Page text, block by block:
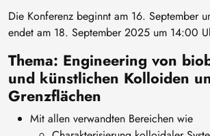
Die Konferenz beginnt am 16. September
endet am 18. September 2025 um 14:00
Thema: Engineering von
und künstlichen Kolloiden
Grenzflächen
Mit allen verwandten Bereichen wie